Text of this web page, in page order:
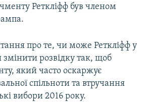
Реткліфф був членом
про те, чи може Реткліфф у
змінити розвідку так, щоб
який часто оскаржує
спільноти та втручання
вибори 2016 року.